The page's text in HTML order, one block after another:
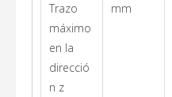
Trazo
máximo
en la
direcció
n z
mm